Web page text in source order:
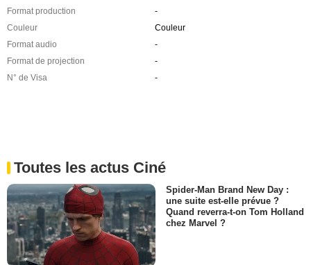
Format production
-
Couleur
Couleur
Format audio
-
Format de projection
-
N° de Visa
-
Toutes les actus Ciné
Spider-Man Brand New Day :
une suite est-elle prévue ?
Quand reverra-t-on Tom Holland
chez Marvel ?